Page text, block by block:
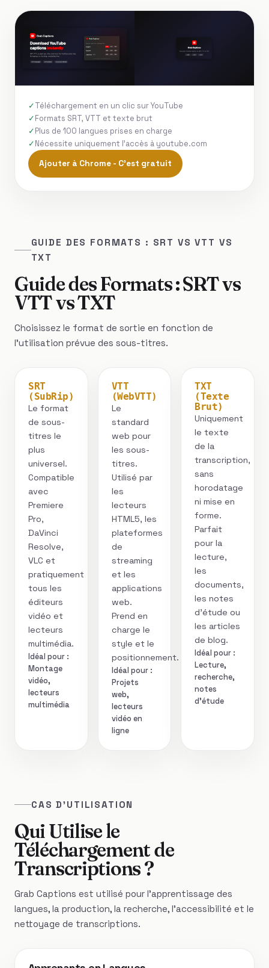
Téléchargement en un clic sur YouTube
Formats SRT, VTT et texte brut
Plus de 100 langues prises en charge
Nécessite uniquement l'accès à youtube.com
Ajouter à Chrome - C'est gratuit
GUIDE DES FORMATS : SRT VS VTT VS
TXT
Guide des Formats : SRT vs
VTT vs TXT
Choisissez le format de sortie en fonction de
l'utilisation prévue des sous-titres.
SRT
(SubRip)
Le format
de sous-
titres le
plus
universel.
Compatible
avec
Premiere
Pro,
DaVinci
Resolve,
VLC et
pratiquement
tous les
éditeurs
vidéo et
lecteurs
multimédia.
Idéal pour :
Montage
vidéo,
lecteurs
multimédia
VTT
(WebVTT)
Le
standard
web pour
les sous-
titres.
Utilisé par
les
lecteurs
HTML5, les
plateformes
de
streaming
et les
applications
web.
Prend en
charge le
style et le
positionnement.
Idéal pour :
Projets
web,
lecteurs
vidéo en
ligne
TXT
(Texte
Brut)
Uniquement
le texte
de la
transcription,
sans
horodatage
ni mise en
forme.
Parfait
pour la
lecture,
les
documents,
les notes
d’étude ou
les articles
de blog.
Idéal pour :
Lecture,
recherche,
notes
d’étude
CAS D'UTILISATION
Qui Utilise le
Téléchargement de
Transcriptions ?
Grab Captions est utilisé pour l'apprentissage des
langues, la production, la recherche, l'accessibilité et le
nettoyage de transcriptions.